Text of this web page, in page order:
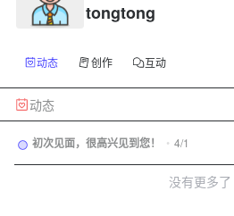
tongtong
动态 创作 互动
动态
初次见面，很高兴见到您！ • 4/1
没有更多了